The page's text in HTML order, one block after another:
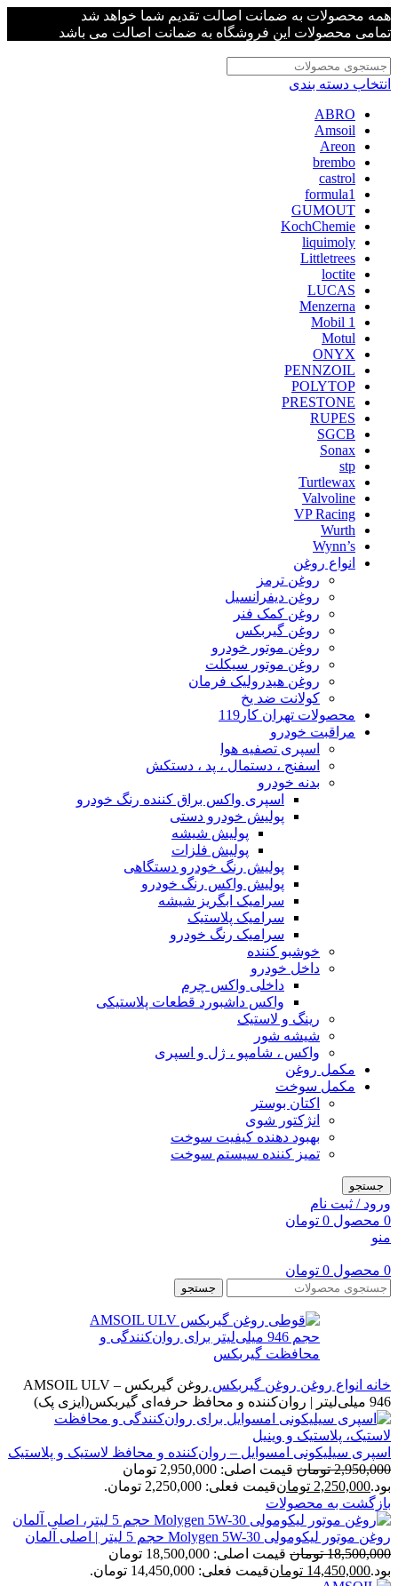
همه محصولات به ضمانت اصالت تقدیم شما خواهد شد
تمامی محصولات این فروشگاه به ضمانت اصالت می باشد
انتخاب دسته بندی
ABRO
Amsoil
Areon
brembo
castrol
formula1
GUMOUT
KochChemie
liquimoly
Littletrees
loctite
LUCAS
Menzerna
Mobil 1
Motul
ONYX
PENNZOIL
POLYTOP
PRESTONE
RUPES
SGCB
Sonax
stp
Turtlewax
Valvoline
VP Racing
Wurth
Wynn’s
انواع روغن
روغن ترمز
روغن دیفرانسیل
روغن کمک فنر
روغن گیربکس
روغن موتور خودرو
روغن موتور سیکلت
روغن هیدرولیک فرمان
کولانت ضد یخ
محصولات تهران کار119
مراقبت خودرو
اسپری تصفیه هوا
اسفنج ، دستمال ، پد ، دستکش
بدنه خودرو
اسپری واکس براق کننده رنگ خودرو
پولیش خودرو دستی
پولیش شیشه
پولیش فلزات
پولیش رنگ خودرو دستگاهی
پولیش واکس رنگ خودرو
سرامیک ابگریز شیشه
سرامیک پلاستیک
سرامیک رنگ خودرو
خوشبو کننده
داخل خودرو
داخلی واکس چرم
واکس داشبورد قطعات پلاستیکی
رینگ و لاستیک
شیشه شور
واکس ، شامپو ، ژل و اسپری
مکمل روغن
مکمل سوخت
اکتان بوستر
انژکتور شوی
بهبود دهنده کیفیت سوخت
تمیز کننده سیستم سوخت
جستجو
ورود / ثبت نام
0 محصول 0 تومان
منو
0 محصول 0 تومان
جستجو
خانه انواع روغن روغن گیربکس
روغن گیربکس AMSOIL ULV –
946 میلی‌لیتر | روان‌کننده و محافظ حرفه‌ای گیربکس(ایزی پک)
اسپری سیلیکونی امسوایل – روان‌کننده و محافظ لاستیک و پلاستیک
2,950,000 تومان
قیمت اصلی: 2,950,000 تومان
بود.2,250,000 تومانقیمت فعلی: 2,250,000 تومان.
بازگشت به محصولات
روغن موتور لیکومولی Molygen 5W-30 حجم 5 لیتر | اصلی آلمان
18,500,000 تومان
قیمت اصلی: 18,500,000 تومان
بود.14,450,000 تومانقیمت فعلی: 14,450,000 تومان.